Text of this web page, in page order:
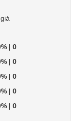
xe điện chở hàng
giá tốt ở đâu?
là nhu cầu tìm
ĐT TM XNK
ngành hàng
| 0
| 0
| 0
| 0
| 0